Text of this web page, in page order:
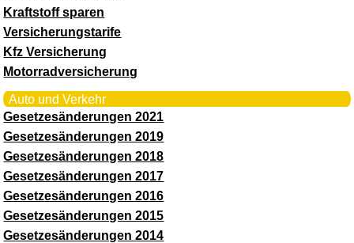
Kraftstoff sparen
Versicherungstarife
Kfz Versicherung
Motorradversicherung
Auto und Verkehr
Gesetzesänderungen 2021
Gesetzesänderungen 2019
Gesetzesänderungen 2018
Gesetzesänderungen 2017
Gesetzesänderungen 2016
Gesetzesänderungen 2015
Gesetzesänderungen 2014